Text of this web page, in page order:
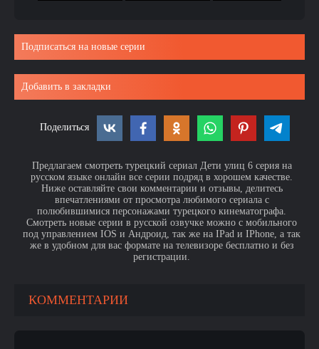
Подписаться на новые серии
Добавить в закладки
Поделиться
Предлагаем смотреть турецкий сериал Дети улиц 6 серия на
русском языке онлайн все серии подряд в хорошем качестве.
Ниже оставляйте свои комментарии и отзывы, делитесь
впечатлениями от просмотра любимого сериала с
полюбившимися персонажами турецкого кинематографа.
Смотреть новые серии в русской озвучке можно с мобильного
под управлением IOS и Андроид, так же на IPad и IPhone, а так
же в удобном для вас формате на телевизоре бесплатно и без
регистрации.
КОММЕНТАРИИ